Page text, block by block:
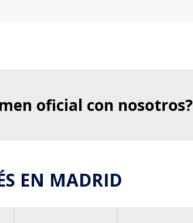
oficial con nosotros?
EN MADRID